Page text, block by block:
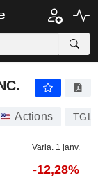
Actions
Varia. 1 janv.
-12,28%